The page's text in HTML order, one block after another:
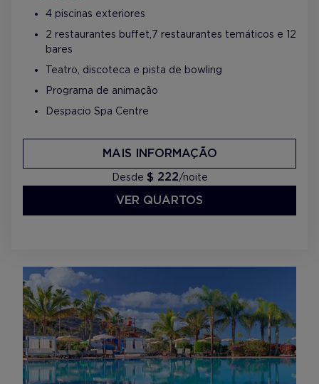
4 piscinas exteriores
2 restaurantes buffet, 7 restaurantes temáticos e 12
bares
Teatro, discoteca e pista de bowling
Programa de animação
Despacio Spa Centre
Desde $ 222/noite
MAIS INFORMAÇÃO
VER QUARTOS